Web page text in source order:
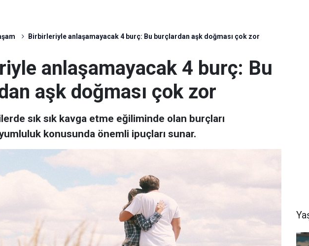
Birbirleriyle anlaşamayacak 4 burç: Bu burçlardan aşk doğması çok zor
anlaşamayacak 4 burç: Bu
aşk doğması çok zor
sık sık kavga etme eğiliminde olan burçları
konusunda önemli ipuçları sunar.